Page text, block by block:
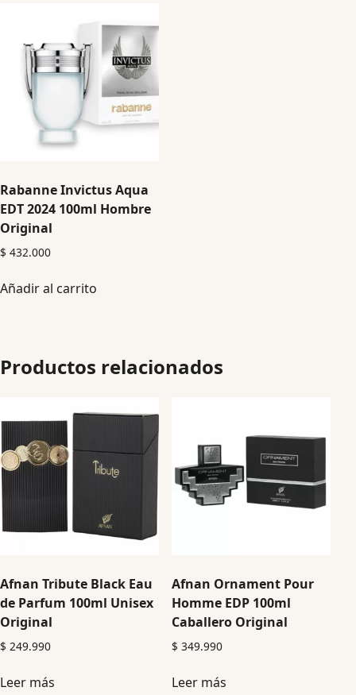
Rabanne Invictus Aqua
EDT 2024 100ml Hombre
Original
$ 432.000
Añadir al carrito
Productos relacionados
Afnan Tribute Black Eau
de Parfum 100ml Unisex
Original
$ 249.990
Leer más
Afnan Ornament Pour
Homme EDP 100ml
Caballero Original
$ 349.990
Leer más